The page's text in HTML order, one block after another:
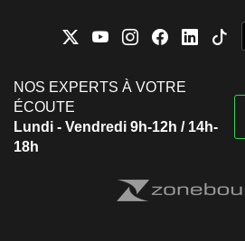
NOS EXPERTS À VOTRE
ÉCOUTE
Lundi - Vendredi 9h-12h / 14h-
18h